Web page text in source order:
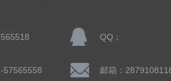
QQ：
57565558 邮箱：